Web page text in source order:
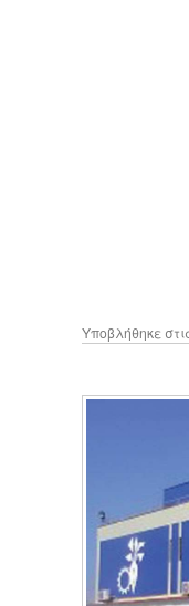
Υποβλήθηκε